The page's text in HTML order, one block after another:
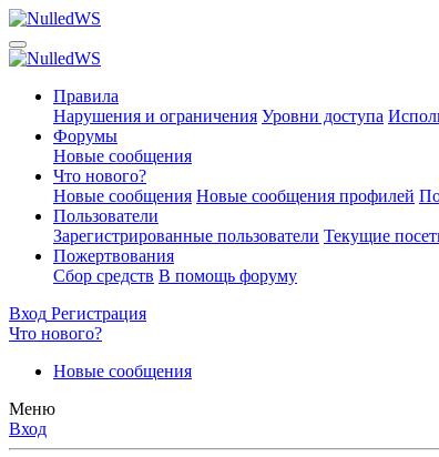
Правила
Нарушения и ограничения Уровни доступа
Форумы
Новые сообщения
Что нового?
Новые сообщения Новые сообщения профилей
Пользователи
Зарегистрированные пользователи Текущие
Пожертвования
Сбор средств В помощь форуму
Вход Регистрация
Что нового?
Новые сообщения
Меню
Вход